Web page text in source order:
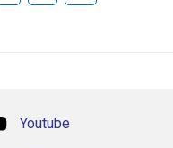
Youtube